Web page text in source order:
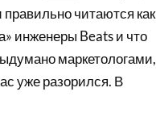
читаются как
инженеры Beats и что
маркетологами,
уже разорился. В